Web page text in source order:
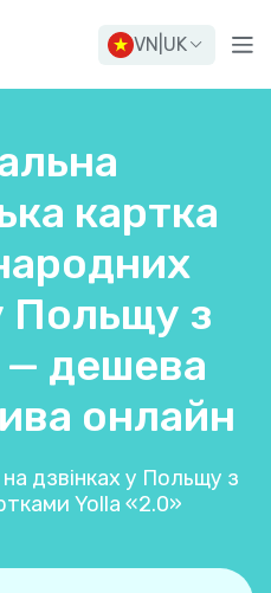
VN UK
картка
Польщу з
— дешева
онлайн
дзвінках у Польщу з
Yolla «2.0»